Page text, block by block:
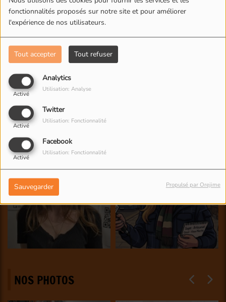
fonctionnalités proposés sur notre site et pour améliorer
l'expérience de nos utilisateurs.
Tout accepter Tout refuser
Analytics
Activé
Utilisation: Analyse
Twitter
Activé
Utilisation: Fonctionnalité
Facebook
Activé
Utilisation: Fonctionnalité
Sauvegarder Propulsé par Orejime
NOS PHOTOS